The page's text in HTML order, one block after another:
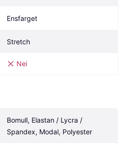
Ensfarget
Stretch
Nei
Bomull, Elastan / Lycra /
Spandex, Modal, Polyester